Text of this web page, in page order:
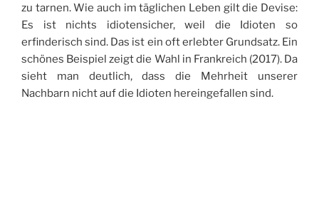
zu tarnen. Wie auch im täglichen Leben gilt die Devise:
Es ist nichts idiotensicher, weil die Idioten so
erfinderisch sind. Das ist ein oft erlebter Grundsatz. Ein
schönes Beispiel zeigt die Wahl in Frankreich (2017). Da
sieht man deutlich, dass die Mehrheit unserer
Nachbarn nicht auf die Idioten hereingefallen sind.